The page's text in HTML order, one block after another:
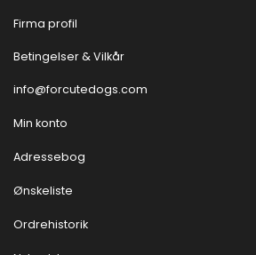
Firma profil
Betingelser & Vilkår
info@forcutedogs.com
Min konto
Adressebog
Ønskeliste
Ordrehistorik